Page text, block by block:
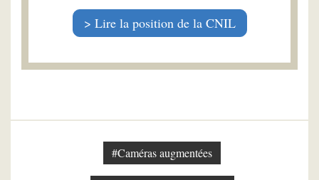
Lire la position de la CNIL
#Caméras augmentées